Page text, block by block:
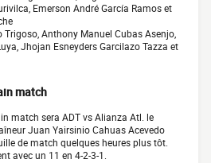
Emerson André García Ramos et
Anthony Manuel Cubas Asenjo,
Jhojan Esneyders Garcilazo Tazza et
match
match sera ADT vs Alianza Atl. le
Juan Yairsinio Cahuas Acevedo
de match quelques heures plus tôt.
avec un 11 en 4-2-3-1.